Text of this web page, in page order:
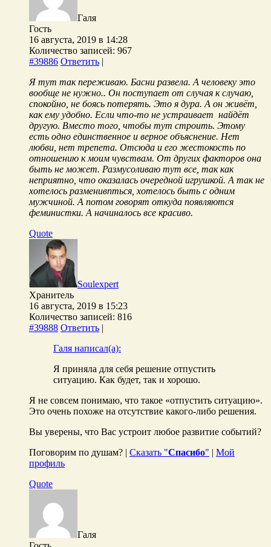
Галя
Гость
16 августа, 2019 в 14:28
Количество записей: 967
#39886 Ответить |
Я тут так переживаю. Басни развела. А человеку это
вообще не нужно.. Он поступает от случая к случаю,
спокойно, не боясь потерять. Это я дура. А он живёт,
как ему удобно. Если что-то не устраивает найдёт
другую. Вместо того, чтобы тут строить. Этому
есть одно единственное и верное объяснение. Нет
любви, нет трепета. Отсюда и его жестокость по
отношению к моим чувствам. От других факторов она
быть не может. Размусоливаю тут все, так как
неприятно, что оказалась очередной игрушкой. А так не
хотелось разменивпться, хотелось быть с одним
мужчиной. А потом говорят откуда появляются
феминистки. А начиналось все красиво.
Quote
Soulexpert
Хранитель
16 августа, 2019 в 15:23
Количество записей: 816
#39888 Ответить |
Галя написал(а):
Я приняла для себя решение отпустить
ситуацию. Как будет, так и хорошо.
Я не совсем понимаю, что такое «отпустить ситуацию».
Это очень похоже на отсутствие какого-либо решения.
Вы уверены, что Вас устроит любое развитие событий?
Поговорим по душам? | Сказать "Спасибо" | Мой
профиль
Quote
Галя